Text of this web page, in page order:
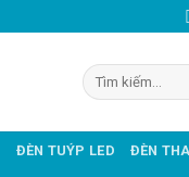
Tìm
kiếm:
ĐÈN TUÝP LED ĐÈN